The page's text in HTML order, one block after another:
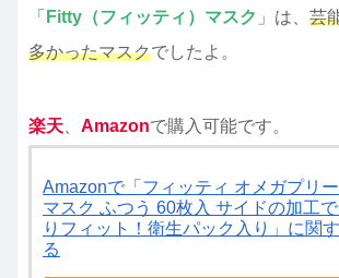
「 Fitty（フィッティ）マスク 」は、 芸
多かったマスクでしたよ。
楽天 Amazonで購入可能です。
Amazonで「フィッティ オメガプリ
マスク ふつう 60枚入 サイドの加工
りフィット！衛生パック入り」に関
る